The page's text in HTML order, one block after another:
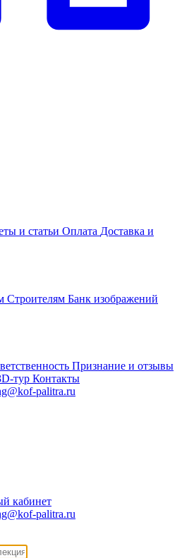
и статьи Оплата Доставка и
Строителям Банк изображений
Признание и отзывы
тур Контакты
palitra.ru
кабинет
palitra.ru